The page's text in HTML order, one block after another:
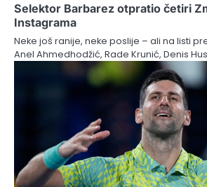
Selektor Barbarez otpratio četiri
Instagrama
Neke još ranije, neke poslije – ali na listi
Anel Ahmedhodžić, Rade Krunić, Denis